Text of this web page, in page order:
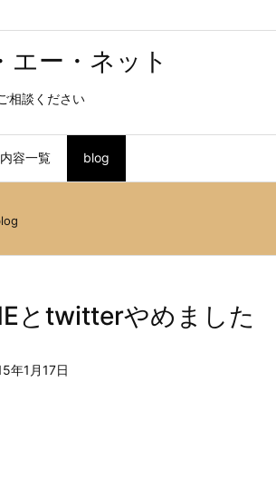
エー・ネット
相談ください
容一覧 blog
とtwitterやめました
年1月17日